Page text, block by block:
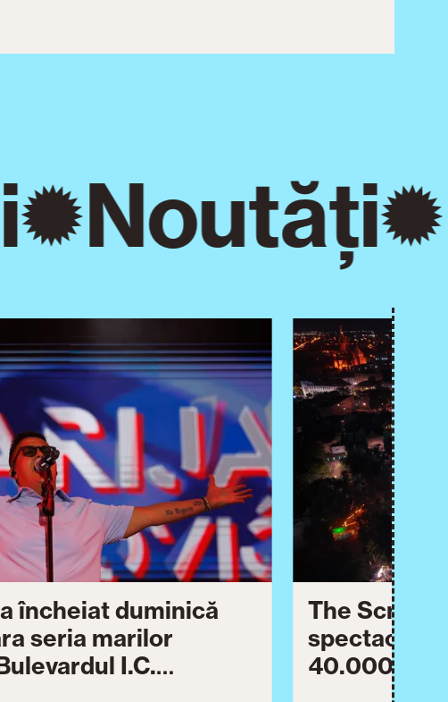
Noutăți
încheiat duminică
seria marilor
I.C.
The Script
40.000 de
împreună